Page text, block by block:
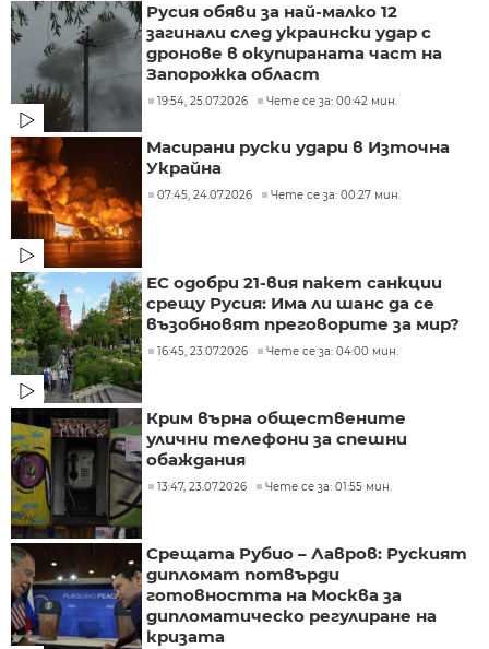
Русия обяви за най-малко 12
загинали след украински удар с
дронове в окупираната част на
Запорожка област
19:54, 25.07.2026 Чете се за: 00:42 мин.
Масирани руски удари в Източна
Украйна
07:45, 24.07.2026 Чете се за: 00:27 мин.
ЕС одобри 21-вия пакет санкции
срещу Русия: Има ли шанс да се
възобновят преговорите за мир?
16:45, 23.07.2026 Чете се за: 04:00 мин.
Крим върна обществените
улични телефони за спешни
обаждания
13:47, 23.07.2026 Чете се за: 01:55 мин.
Срещата Рубио – Лавров: Руският
дипломат потвърди
готовността на Москва за
дипломатическо регулиране на
кризата